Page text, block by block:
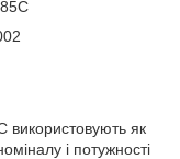
використовують як
і потужності